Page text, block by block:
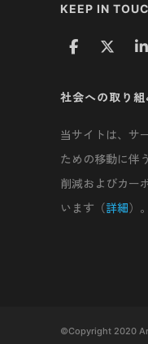
KEEP IN
社会への取り組
当サイトは、サ
ための移動に伴
削減およびカー
います（詳細）。
©Copyright 2020